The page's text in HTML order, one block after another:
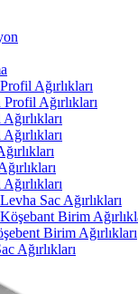
Ağırlıkları
Ağırlıkları
Sac Ağırlıkları
Birim
Birim Ağırlıkları
Ağırlıkları